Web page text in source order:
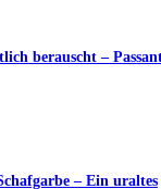
berauscht –
– Ein uraltes